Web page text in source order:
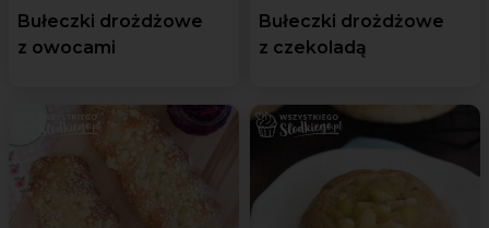
Bułeczki drożdżowe
z owocami
Bułeczki drożdżowe
z czekoladą